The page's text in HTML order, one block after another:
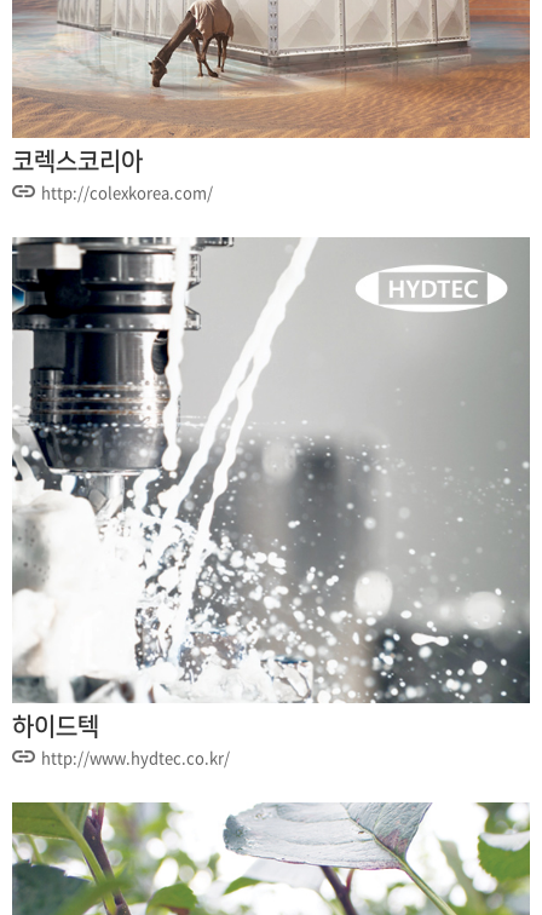
코렉스코리아
http://colexkorea.com/
하이드텍
http://www.hydtec.co.kr/